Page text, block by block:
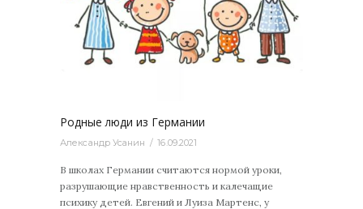
Родные люди из Германии
Александр Усанин 16.09.2021
В школах Германии считаются нормой уроки,
разрушающие нравственность и калечащие
психику детей. Евгений и Луиза Мартенс, у